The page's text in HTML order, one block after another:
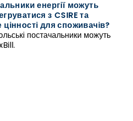
енергії можуть
з CSIRE та
для споживачів?
постачальники можуть